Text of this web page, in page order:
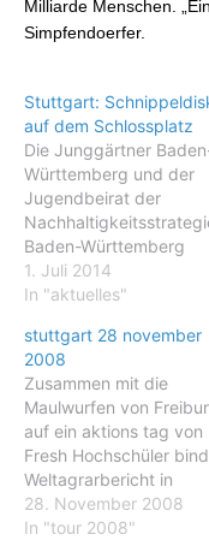
Milliarde Menschen.
Simpfendoerfer.
Stuttgart:
auf dem Schlossplatz
Die Junggärtner
Württemberg und der
Jugendbeirat der
Baden-Württemberg
möchten mit einer
Schnippeldisko auf dem
einen erlebbaren Impuls
für einen bewussteren
Umgang mit regionalen
Lebensmitteln und
Wertigkeit regionaler
Erzeugung setzen.
11. Juli besuchen
Schulklassen
verschiedene regionale
1. Juli 2014
In "aktuelles"
stuttgart 28 november
2008
Zusammen mit die
Maulwurfen von
auf ein aktions tag von
Fresh Hochschüler
Weltagrarbericht in
universitäre Lehre ein
Stuttgart - Studenten
28. November 2008
In "tour 2008"